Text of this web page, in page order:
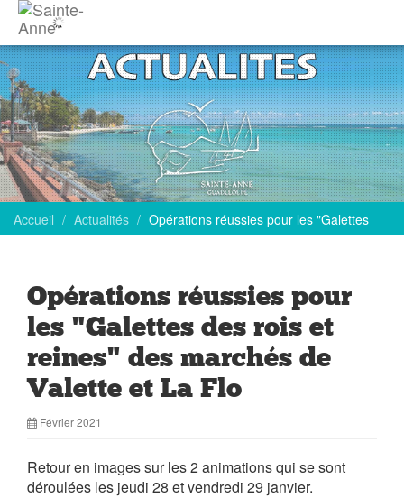
Accueil Actualités Opérations réussies pour les "Galettes
Opérations réussies pour
les "Galettes des rois et
reines" des marchés de
Valette et La Flo
Février 2021
Retour en images sur les 2 animations qui se sont
déroulées les jeudi 28 et vendredi 29 janvier.